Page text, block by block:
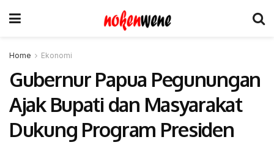
Home Ekonomi
Gubernur Papua Pegunungan
Ajak Bupati dan Masyarakat
Dukung Program Presiden